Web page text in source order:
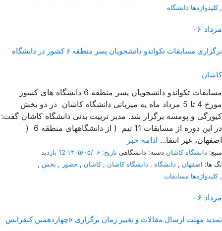
کلیدواژه‌ها دانشگاه,
۰۶ مرداد
برگزاری مسابقات تکواندو دانشجویان پسر منطقه ۶ کشور در دانشگاه
کاشان
مسابقات تکواندو دانشجویان پسر منطقه 6 دانشگاه های کشور
مورخ 4 تا 5 مرداد ماه یه میزبانی دانشگاه کاشان در دو بخش
کیورگی و پومسه برگزار شد. مدیر تربیت بدنی دانشگاه کاشان گفت:
در این دوره از مسابقات 11 تیم ( از دانشگاههای منطقه 6 (
اصفهان، غیر انتفا... ادامه خبر
منبع: دانشگاه کاشان دسته: دانشگاهی تاریخ: ۱۴۰۵/۰۵/۰۶
12 بازدید
تگ ها: اصفهان , دانشگاه , دانشگاه کاشان ,کاشان , حضور , بخش ,
کلیدواژه‌ها مسابقات,
۰۶ مرداد
تمدید مهلت ارسال مقالات و تغییر زمان برگزاری «چهاردهمین کنفرانس